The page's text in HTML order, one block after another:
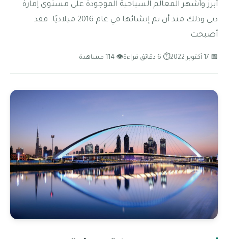
أبرز وأشهر المعالم السياحية الموجودة على مستوى إمارة
دبي وذلك منذ أن تم إنشائها في عام 2016 ميلاديًا. فقد
أصبحت
📅 17 أكتوبر 2022 ⏱ 6 دقائق قراءة 👁 114 مشاهدة